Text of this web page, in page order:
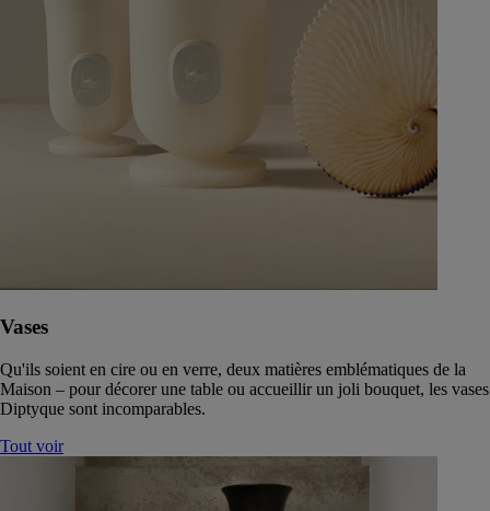
Vases
Qu'ils soient en cire ou en verre, deux matières emblématiques de la
Maison – pour décorer une table ou accueillir un joli bouquet, les vases
Diptyque sont incomparables.
Tout voir